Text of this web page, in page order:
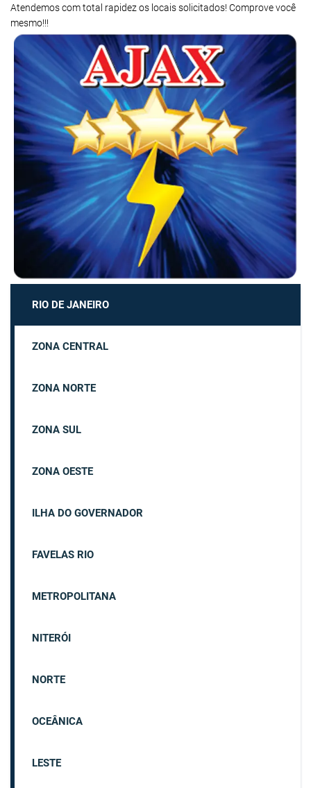
Atendemos com total rapidez os locais solicitados! Comprove você
mesmo!!!
RIO DE JANEIRO
ZONA CENTRAL
ZONA NORTE
ZONA SUL
ZONA OESTE
ILHA DO GOVERNADOR
FAVELAS RIO
METROPOLITANA
NITERÓI
NORTE
OCEÂNICA
LESTE